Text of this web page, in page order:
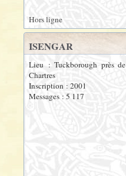
Hors ligne
ISENGAR
Lieu : Tuckborough près de
Chartres
Inscription : 2001
Messages : 5 117